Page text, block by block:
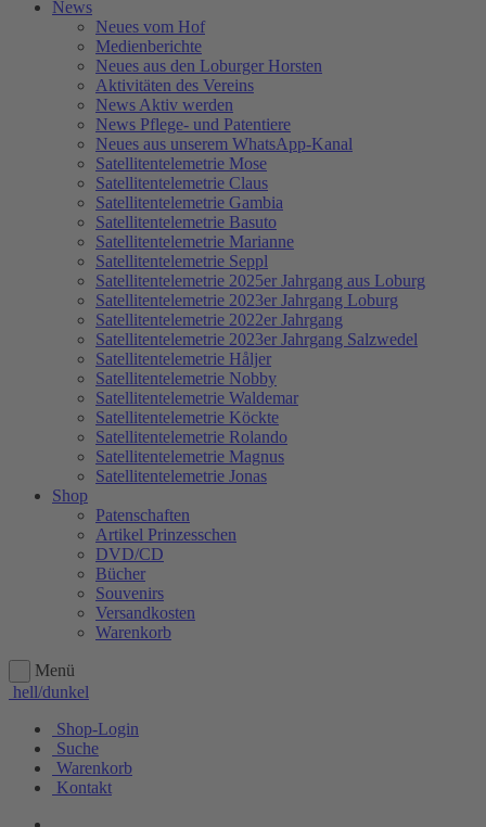
News
Neues vom Hof
Medienberichte
Neues aus den Loburger Horsten
Aktivitäten des Vereins
News Aktiv werden
News Pflege- und Patentiere
Neues aus unserem WhatsApp-Kanal
Satellitentelemetrie Mose
Satellitentelemetrie Claus
Satellitentelemetrie Gambia
Satellitentelemetrie Basuto
Satellitentelemetrie Marianne
Satellitentelemetrie Seppl
Satellitentelemetrie 2025er Jahrgang aus Loburg
Satellitentelemetrie 2023er Jahrgang Loburg
Satellitentelemetrie 2022er Jahrgang
Satellitentelemetrie 2023er Jahrgang Salzwedel
Satellitentelemetrie Håljer
Satellitentelemetrie Nobby
Satellitentelemetrie Waldemar
Satellitentelemetrie Köckte
Satellitentelemetrie Rolando
Satellitentelemetrie Magnus
Satellitentelemetrie Jonas
Shop
Patenschaften
Artikel Prinzesschen
DVD/CD
Bücher
Souvenirs
Versandkosten
Warenkorb
Menü
hell/dunkel
Shop-Login
Suche
Warenkorb
Kontakt